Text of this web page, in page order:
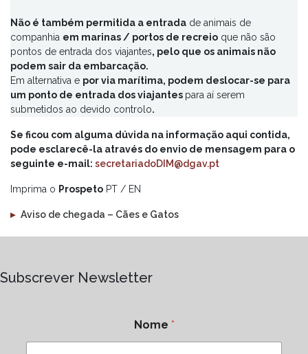
Se houver alteração dessas condições sanitárias que
modifiquem assim a informação que consta no
passaporte, é necessário para a sua reentrada um
certificado sanitário.
OPassaporte só pode ser emitidose os proprietários
dos animais residem habitualmente e têm a sua
emissão se a residência principal é fora da UE e residem
apenas temporariamente ou sazonalmente na UE.
Não é também permitida a entrada de animais de
companhia em marinas / portos de recreio que não são
pontos de entrada dos viajantes, pelo que os animais não
podem sair da embarcação.
Em alternativa e por via marítima, podem deslocar-se para
um ponto de entrada dos viajantes para aí serem
submetidos ao devido controlo.
Se ficou com alguma dúvida na informação aqui contida,
pode esclarecê-la através do envio de mensagem para o
seguinte e-mail: secretariadoDIM@dgav.pt
Imprima o Prospeto PT / EN
▸ Aviso de chegada – Cães e Gatos
Subscrever Newsletter
Nome *